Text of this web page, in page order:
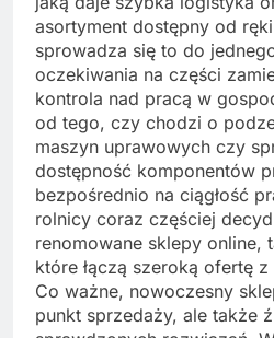
asortyment dostępny od
sprowadza się to do
oczekiwania na części
kontrola nad pracą w
od tego, czy chodzi o
maszyn uprawowych czy
dostępność komponentów
bezpośrednio na ciągłość
rolnicy coraz częściej
renomowane sklepy online,
które łączą szeroką ofertę
Co ważne, nowoczesny
punkt sprzedaży, ale także